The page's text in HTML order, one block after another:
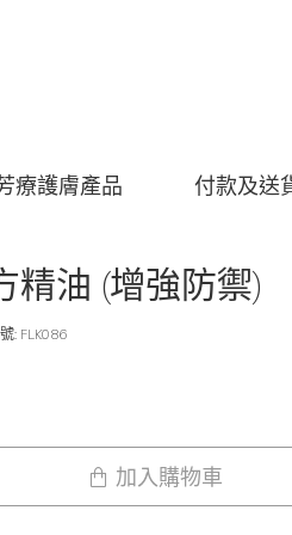
療護膚產品 付款及送
精油 (增強防禦)
: FLK086
加入購物車